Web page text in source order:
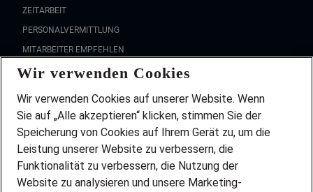
ZEITARBEIT
PERSONALVERMITTLUNG
MITARBEITER EMPFEHLEN
FAQ
Wir stellen ein!
DEINE BERUFSGRUPPE
DEINE LEBENSSITUATION
PARTNERSHIP WITH AIRBUS
INITIATIV BEWERBEN
Wir verwenden Cookies
Wir verwenden Cookies auf unserer Website. Wenn
Sie auf „Alle akzeptieren“ klicken, stimmen Sie der
Speicherung von Cookies auf Ihrem Gerät zu, um die
Leistung unserer Website zu verbessern, die
Funktionalität zu verbessern, die Nutzung der
Website zu analysieren und unsere Marketing-